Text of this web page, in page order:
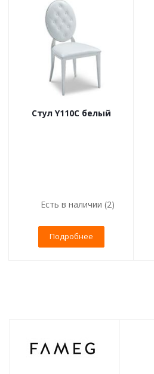
Стул Y110C белый
Есть в наличии (2)
Подробнее